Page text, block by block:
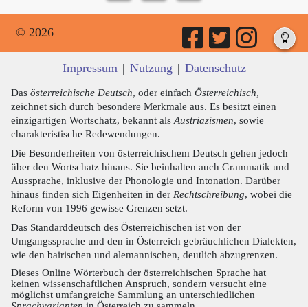
© 2026
Impressum | Nutzung | Datenschutz
Das österreichische Deutsch, oder einfach Österreichisch,
zeichnet sich durch besondere Merkmale aus. Es besitzt einen
einzigartigen Wortschatz, bekannt als Austriazismen, sowie
charakteristische Redewendungen.
Die Besonderheiten von österreichischem Deutsch gehen jedoch
über den Wortschatz hinaus. Sie beinhalten auch Grammatik und
Aussprache, inklusive der Phonologie und Intonation. Darüber
hinaus finden sich Eigenheiten in der Rechtschreibung, wobei die
Reform von 1996 gewisse Grenzen setzt.
Das Standarddeutsch des Österreichischen ist von der
Umgangssprache und den in Österreich gebräuchlichen Dialekten,
wie den bairischen und alemannischen, deutlich abzugrenzen.
Dieses Online Wörterbuch der österreichischen Sprache hat
keinen wissenschaftlichen Anspruch, sondern versucht eine
möglichst umfangreiche Sammlung an unterschiedlichen